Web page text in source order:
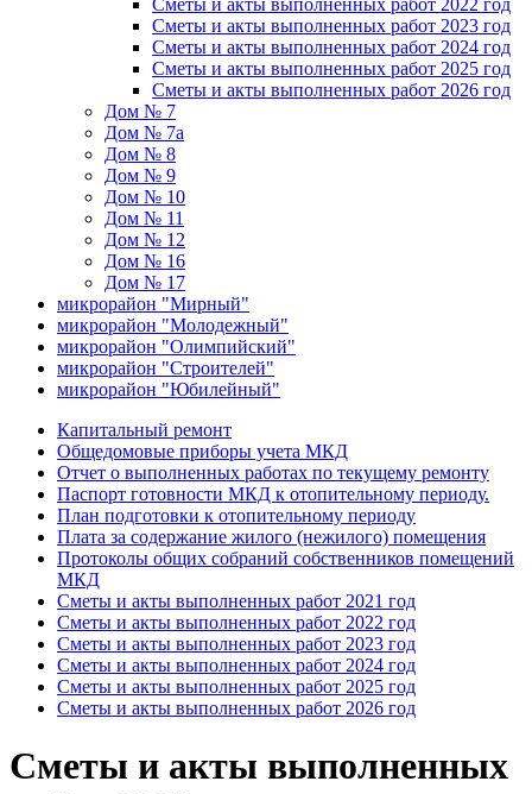
Сметы и акты выполненных работ 2022 год
Сметы и акты выполненных работ 2023 год
Сметы и акты выполненных работ 2024 год
Сметы и акты выполненных работ 2025 год
Сметы и акты выполненных работ 2026 год
Дом № 7
Дом № 7а
Дом № 8
Дом № 9
Дом № 10
Дом № 11
Дом № 12
Дом № 16
Дом № 17
микрорайон "Мирный"
микрорайон "Молодежный"
микрорайон "Олимпийский"
микрорайон "Строителей"
микрорайон "Юбилейный"
Капитальный ремонт
Общедомовые приборы учета МКД
Отчет о выполненных работах по текущему ремонту
Паспорт готовности МКД к отопительному периоду.
План подготовки к отопительному периоду
Плата за содержание жилого (нежилого) помещения
Протоколы общих собраний собственников помещений
МКД
Сметы и акты выполненных работ 2021 год
Сметы и акты выполненных работ 2022 год
Сметы и акты выполненных работ 2023 год
Сметы и акты выполненных работ 2024 год
Сметы и акты выполненных работ 2025 год
Сметы и акты выполненных работ 2026 год
Сметы и акты выполненных